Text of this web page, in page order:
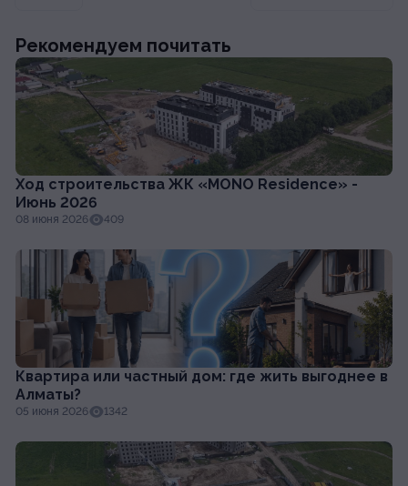
Рекомендуем почитать
Ход строительства ЖК «MONO Residence» -
Июнь 2026
08 июня 2026 409
Квартира или частный дом: где жить выгоднее в
Алматы?
05 июня 2026 1342